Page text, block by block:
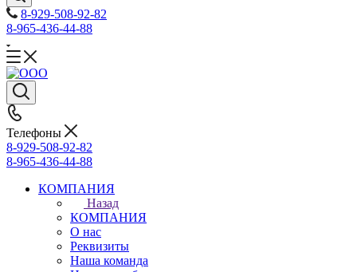
8-929-508-92-82
8-965-436-44-88
Телефоны
8-929-508-92-82
8-965-436-44-88
КОМПАНИЯ
Назад
КОМПАНИЯ
О нас
Реквизиты
Наша команда